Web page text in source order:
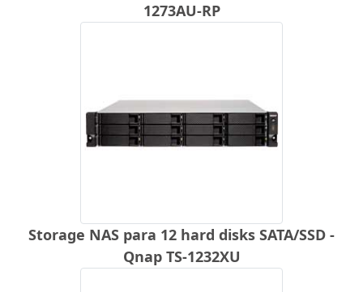
1273AU-RP
Storage NAS para 12 hard disks SATA/SSD -
Qnap TS-1232XU